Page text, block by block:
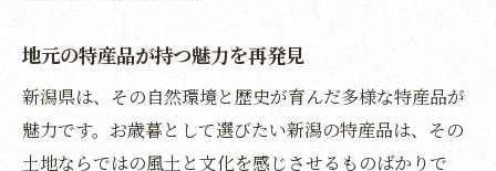
工芸品が伝える新潟の文化と歴史
贈り物に最適な新潟の工芸品選び
新潟の職人技が詰まった一品
地元の特産品が持つ魅力を再発見
新潟県は、その自然環境と歴史が育んだ多様な特産品が
魅力です。お歳暮として選びたい新潟の特産品は、その
土地ならではの風土と文化を感じさせるものばかりで